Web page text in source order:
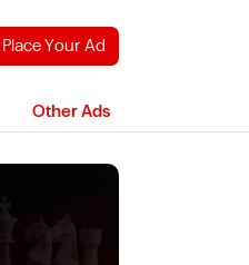
Place Your Ad
Other Ads